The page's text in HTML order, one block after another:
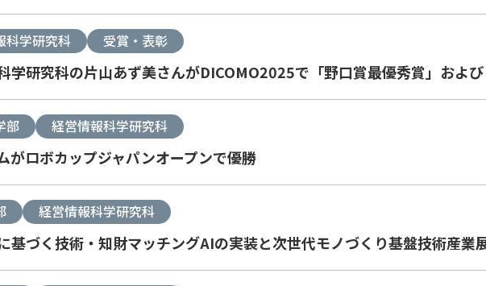
科学研究科 受賞・表彰
学研究科の片山あず美さんがDICOMO2025で「野口賞最優秀賞」およ
部 経営情報科学研究科
がロボカップジャパンオープンで優勝
経営情報科学研究科
基づく技術・知財マッチングAIの実装と次世代モノづくり基盤技術産業